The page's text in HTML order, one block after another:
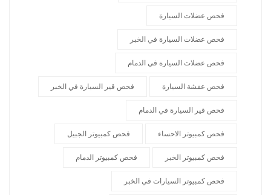
فحص عضلات السيارة
فحص عضلات السيارة في الخبر
فحص عضلات السيارة في الدمام
فحص عفشة السيارة فحص قير السيارة في الخبر
فحص قير السيارة في الدمام
فحص كمبيوتر الاحساء فحص كمبيوتر الجبيل
فحص كمبيوتر الخبر فحص كمبيوتر الدمام
فحص كمبيوتر السيارات في الخبر